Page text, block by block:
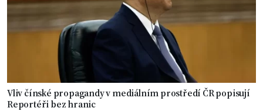
Vliv čínské propagandy v mediálním prostředí ČR popisují
Reportéři bez hranic